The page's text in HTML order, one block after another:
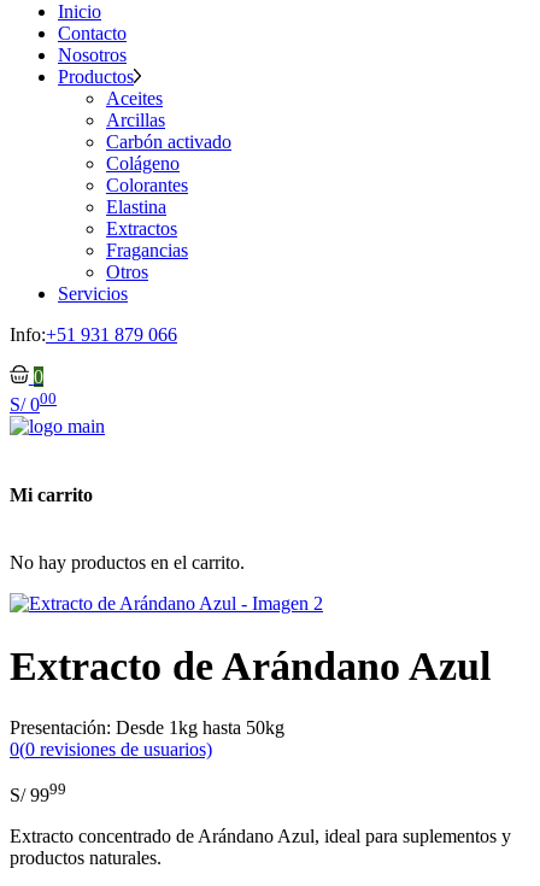
Inicio
Contacto
Nosotros
Productos
Aceites
Arcillas
Carbón activado
Colágeno
Colorantes
Elastina
Extractos
Fragancias
Otros
Servicios
Info:+51 931 879 066
0
S/000
Mi carrito
No hay productos en el carrito.
Extracto de Arándano Azul
Presentación: Desde 1kg hasta 50kg
0(0 revisiones de usuarios)
S/9999
Extracto concentrado de Arándano Azul, ideal para suplementos y
productos naturales.